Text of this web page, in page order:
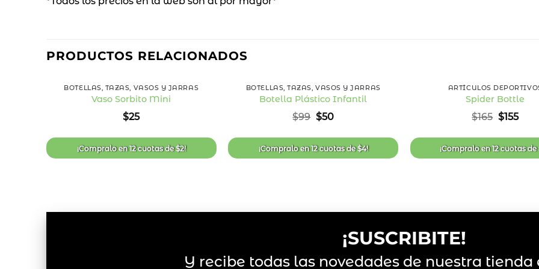
PRODUCTOS RELACIONADOS
de
deseos
BOTELLAS, TAZAS, VASOS Y JARRAS
Vaso Sorbito Mini
$25
¡Compralo en12 cuotasde$2!
de
deseos
BOTELLAS, TAZAS, VASOS Y JARRAS
Botella Plástico Infantil
$99 El
original
era:
$99.
$50El
actual
es:
$50.
¡Compralo en12 cuotasde$4!
ARTÍCULOS
Spider Bottle
$165 El
original
era:
$165.
$155El
es:
¡Compralo en12 cuotasde
¡SUSCRIBITE!
Y recibe todas las novedades de nuestra tienda